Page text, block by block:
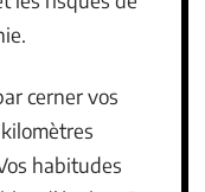
cerner vos
habitudes